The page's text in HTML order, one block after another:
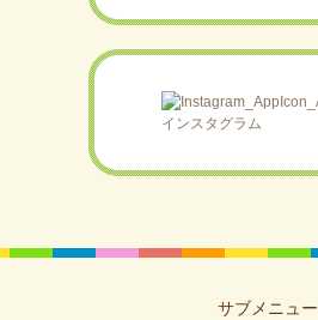
インスタグラム
サブメニュー